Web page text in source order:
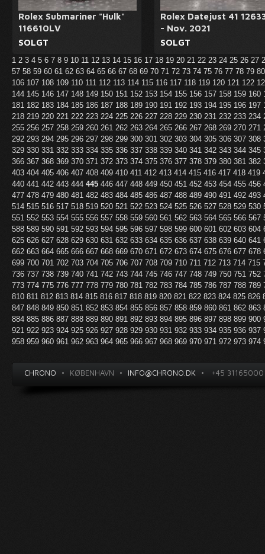
Rolex Submariner "Hulk"
116610LV
SOLGT
Rolex Datejust 41
- Nov. 2021
SOLGT
1 2 3 4 5 6 7 8 9 10 11 12 13 14 15 16 17 18 19 20 21 22 23 24 25 26 27
57 58 59 60 61 62 63 64 65 66 67 68 69 70 71 72 73 74 75 76 77 78 79
106 107 108 109 110 111 112 113 114 115 116 117 118 119 120 121 122
144 145 146 147 148 149 150 151 152 153 154 155 156 157 158 159 160
181 182 183 184 185 186 187 188 189 190 191 192 193 194 195 196 197
218 219 220 221 222 223 224 225 226 227 228 229 230 231 232 233 234
255 256 257 258 259 260 261 262 263 264 265 266 267 268 269 270 271
292 293 294 295 296 297 298 299 300 301 302 303 304 305 306 307 308
329 330 331 332 333 334 335 336 337 338 339 340 341 342 343 344 345
366 367 368 369 370 371 372 373 374 375 376 377 378 379 380 381 382
403 404 405 406 407 408 409 410 411 412 413 414 415 416 417 418 419
440 441 442 443 444 445 446 447 448 449 450 451 452 453 454 455 456
477 478 479 480 481 482 483 484 485 486 487 488 489 490 491 492 493
514 515 516 517 518 519 520 521 522 523 524 525 526 527 528 529 530
551 552 553 554 555 556 557 558 559 560 561 562 563 564 565 566 567
588 589 590 591 592 593 594 595 596 597 598 599 600 601 602 603 604
625 626 627 628 629 630 631 632 633 634 635 636 637 638 639 640 641
662 663 664 665 666 667 668 669 670 671 672 673 674 675 676 677 678
699 700 701 702 703 704 705 706 707 708 709 710 711 712 713 714 715
736 737 738 739 740 741 742 743 744 745 746 747 748 749 750 751 752
773 774 775 776 777 778 779 780 781 782 783 784 785 786 787 788 789
810 811 812 813 814 815 816 817 818 819 820 821 822 823 824 825 826
847 848 849 850 851 852 853 854 855 856 857 858 859 860 861 862 863
884 885 886 887 888 889 890 891 892 893 894 895 896 897 898 899 900
921 922 923 924 925 926 927 928 929 930 931 932 933 934 935 936 937
958 959 960 961 962 963 964 965 966 967 968 969 970 971 972 973 974
CHRONO • KØBENHAVN • INFO@CHRONO.DK • +45 31165000